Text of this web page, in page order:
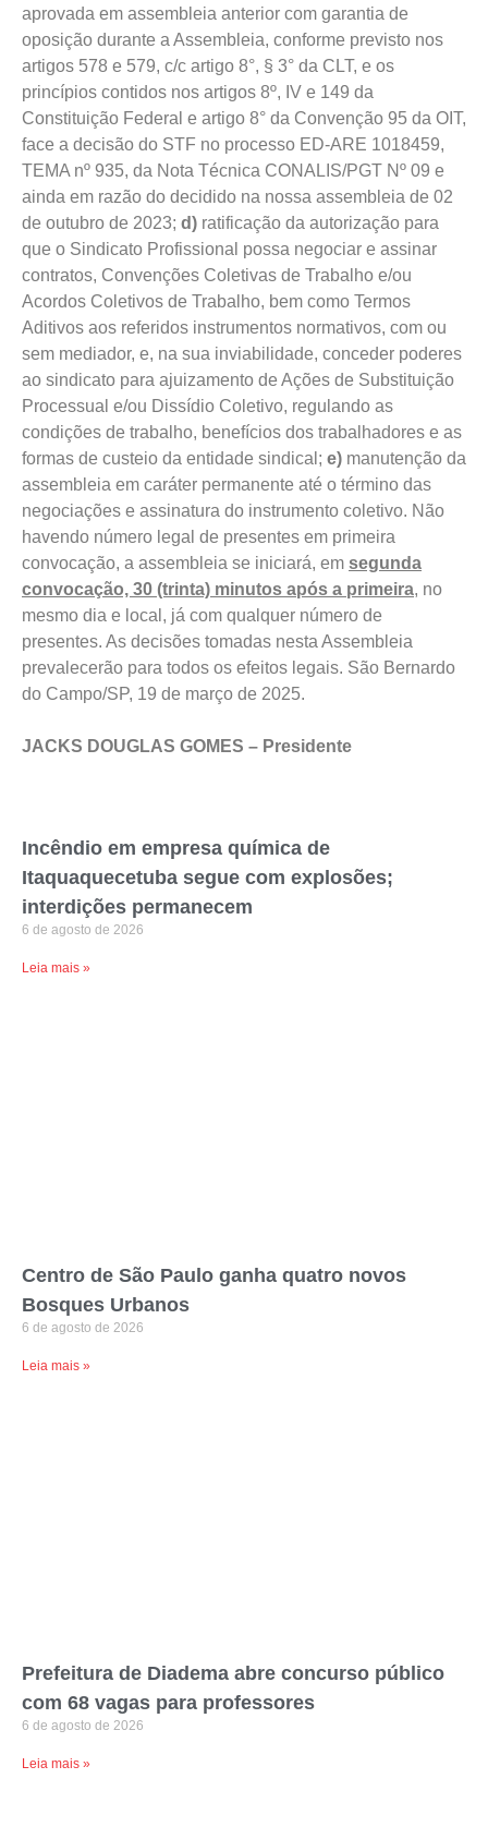
aprovada em assembleia anterior com garantia de
oposição durante a Assembleia, conforme previsto nos
artigos 578 e 579, c/c artigo 8°, § 3° da CLT, e os
princípios contidos nos artigos 8º, IV e 149 da
Constituição Federal e artigo 8° da Convenção 95 da OIT,
face a decisão do STF no processo ED-ARE 1018459,
TEMA nº 935, da Nota Técnica CONALIS/PGT Nº 09 e
ainda em razão do decidido na nossa assembleia de 02
de outubro de 2023; d) ratificação da autorização para
que o Sindicato Profissional possa negociar e assinar
contratos, Convenções Coletivas de Trabalho e/ou
Acordos Coletivos de Trabalho, bem como Termos
Aditivos aos referidos instrumentos normativos, com ou
sem mediador, e, na sua inviabilidade, conceder poderes
ao sindicato para ajuizamento de Ações de Substituição
Processual e/ou Dissídio Coletivo, regulando as
condições de trabalho, benefícios dos trabalhadores e as
formas de custeio da entidade sindical; e) manutenção da
assembleia em caráter permanente até o término das
negociações e assinatura do instrumento coletivo. Não
havendo número legal de presentes em primeira
convocação, a assembleia se iniciará, em segunda
convocação, 30 (trinta) minutos após a primeira, no
mesmo dia e local, já com qualquer número de
presentes. As decisões tomadas nesta Assembleia
prevalecerão para todos os efeitos legais. São Bernardo
do Campo/SP, 19 de março de 2025.
JACKS DOUGLAS GOMES – Presidente
Incêndio em empresa química de
Itaquaquecetuba segue com explosões;
interdições permanecem
6 de agosto de 2026
Leia mais »
Centro de São Paulo ganha quatro novos
Bosques Urbanos
6 de agosto de 2026
Leia mais »
Prefeitura de Diadema abre concurso público
com 68 vagas para professores
6 de agosto de 2026
Leia mais »